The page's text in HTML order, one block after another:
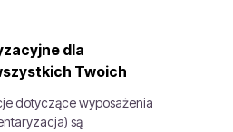
dla
Twoich
dotyczące wyposażenia
są